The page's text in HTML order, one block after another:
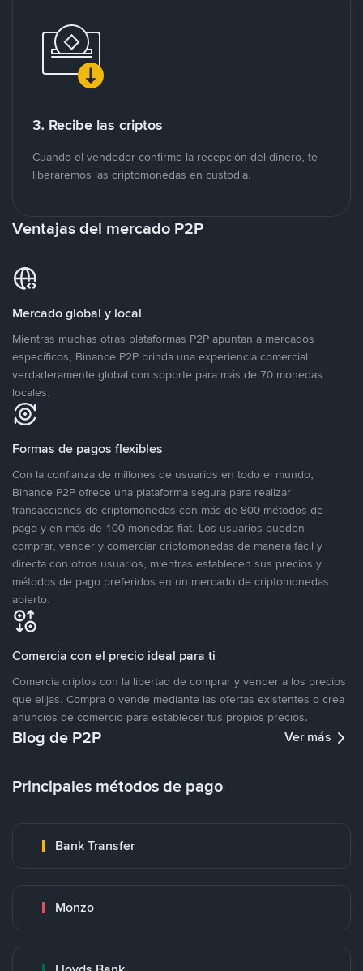
3. Recibe las criptos
Cuando el vendedor confirme la recepción del dinero, te
liberaremos las criptomonedas en custodia.
Ventajas del mercado P2P
Mercado global y local
Mientras muchas otras plataformas P2P apuntan a mercados
específicos, Binance P2P brinda una experiencia comercial
verdaderamente global con soporte para más de 70 monedas
locales.
Formas de pagos flexibles
Con la confianza de millones de usuarios en todo el mundo,
Binance P2P ofrece una plataforma segura para realizar
transacciones de criptomonedas con más de 800 métodos de
pago y en más de 100 monedas fiat. Los usuarios pueden
comprar, vender y comerciar criptomonedas de manera fácil y
directa con otros usuarios, mientras establecen sus precios y
métodos de pago preferidos en un mercado de criptomonedas
abierto.
Comercia con el precio ideal para ti
Comercia criptos con la libertad de comprar y vender a los precios
que elijas. Compra o vende mediante las ofertas existentes o crea
anuncios de comercio para establecer tus propios precios.
Blog de P2P Ver más
Principales métodos de pago
Bank Transfer
Monzo